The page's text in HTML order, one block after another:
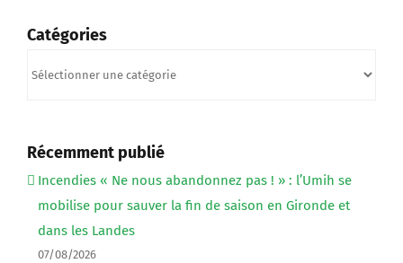
Catégories
Récemment publié
Incendies « Ne nous abandonnez pas ! » : l’Umih se
mobilise pour sauver la fin de saison en Gironde et
dans les Landes
07/08/2026